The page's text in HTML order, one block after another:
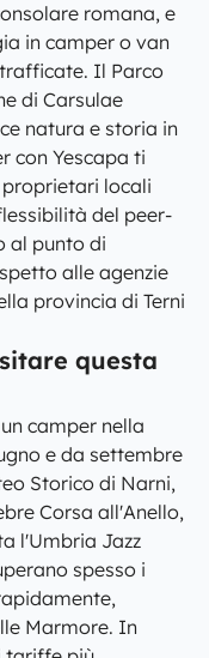
romana, e
in camper o van
Il Parco
di Carsulae
natura e storia in
con Yescapa ti
locali
del peer-
al punto di
alle agenzie
provincia di Terni
questa
camper nella
e da settembre
Storico di Narni,
Corsa all'Anello,
l'Umbria Jazz
spesso i
Marmore. In